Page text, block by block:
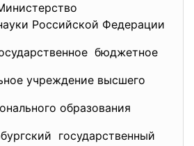
Российской Федерации
бюджетное
учреждение высшего
образования
государственный